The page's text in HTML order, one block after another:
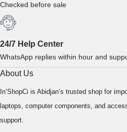
Checked before sale
24/7 Help Center
WhatsApp replies within hour and
About Us
In’ShopCi is Abidjan’s trusted shop for
laptops, computer components, and
support.